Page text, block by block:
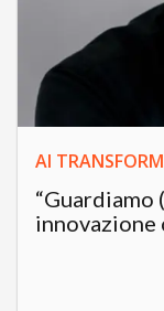
AI
“Guardiamo
innovazione